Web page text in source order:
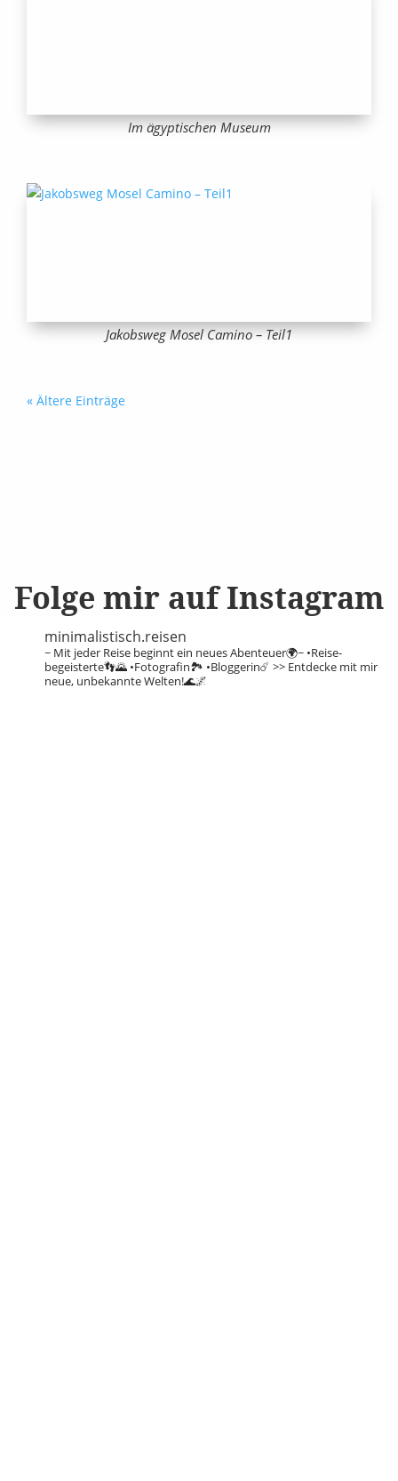
Im ägyptischen Museum
Jakobsweg Mosel Camino – Teil1
« Ältere Einträge
Folge mir auf Instagram
minimalistisch.reisen
~ Mit jeder Reise beginnt ein neues Abenteuer🌍~ •Reise-
begeisterte👣🌄 •Fotografin🏞️ •Bloggerin☄️ >> Entdecke mit mir
neue, unbekannte Welten!🌊🌌